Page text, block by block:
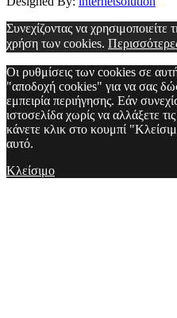
Συνεχίζοντας να
χρήση των cookies.
Οι ρυθμίσεις των cookies σε
"αποδοχή cookies" για να σας
εμπειρία περιήγησης. Εάν
ιστοσελίδα χωρίς να αλλάξετε
κάνετε κλικ στο κουμπί
αυτό.
Κλείσιμο